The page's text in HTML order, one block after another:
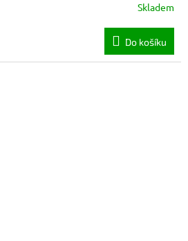
Skladem
Do košíku